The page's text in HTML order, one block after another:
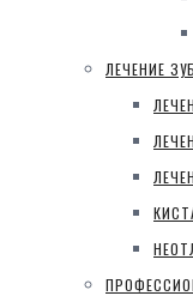
ЛЕЧЕНИЕ